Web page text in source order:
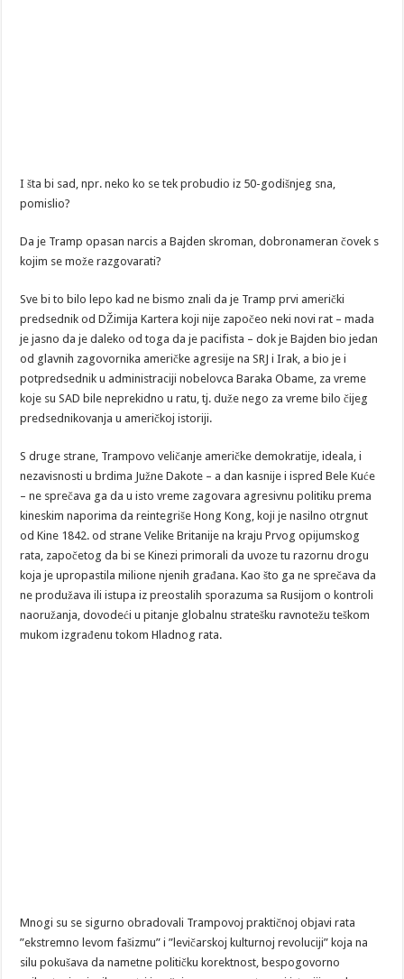
I šta bi sad, npr. neko ko se tek probudio iz 50-godišnjeg sna,
pomislio?
Da je Tramp opasan narcis a Bajden skroman, dobronameran čovek s
kojim se može razgovarati?
Sve bi to bilo lepo kad ne bismo znali da je Tramp prvi američki
predsednik od DŽimija Kartera koji nije započeo neki novi rat – mada
je jasno da je daleko od toga da je pacifista – dok je Bajden bio jedan
od glavnih zagovornika američke agresije na SRJ i Irak, a bio je i
potpredsednik u administraciji nobelovca Baraka Obame, za vreme
koje su SAD bile neprekidno u ratu, tj. duže nego za vreme bilo čijeg
predsednikovanja u američkoj istoriji.
S druge strane, Trampovo veličanje američke demokratije, ideala, i
nezavisnosti u brdima Južne Dakote – a dan kasnije i ispred Bele Kuće
– ne sprečava ga da u isto vreme zagovara agresivnu politiku prema
kineskim naporima da reintegriše Hong Kong, koji je nasilno otrgnut
od Kine 1842. od strane Velike Britanije na kraju Prvog opijumskog
rata, započetog da bi se Kinezi primorali da uvoze tu razornu drogu
koja je upropastila milione njenih građana. Kao što ga ne sprečava da
ne produžava ili istupa iz preostalih sporazuma sa Rusijom o kontroli
naoružanja, dovodeći u pitanje globalnu stratešku ravnotežu teškom
mukom izgrađenu tokom Hladnog rata.
Mnogi su se sigurno obradovali Trampovoj praktičnoj objavi rata
”ekstremno levom fašizmu” i ”levičarskoj kulturnoj revoluciji” koja na
silu pokušava da nametne političku korektnost, bespogovorno